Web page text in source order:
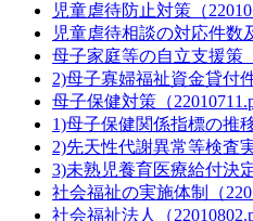
児童虐待防止対策（
児童虐待相談の対応件数
母子家庭等の自立支援策
2)母子寡婦福祉資金貸付
母子保健対策（
1)母子保健関係指標の推移
2)先天性代謝異常等検査
3)未熟児養育医療給付決
社会福祉の実施体制（
社会福祉法人（